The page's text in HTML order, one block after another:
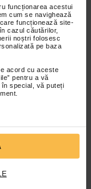
funcționarea acestui
cum se navighează
funcționează site-
cazul căutărilor,
noștri folosesc
pe baza
acord cu aceste
pentru a vă
special, vă puteți